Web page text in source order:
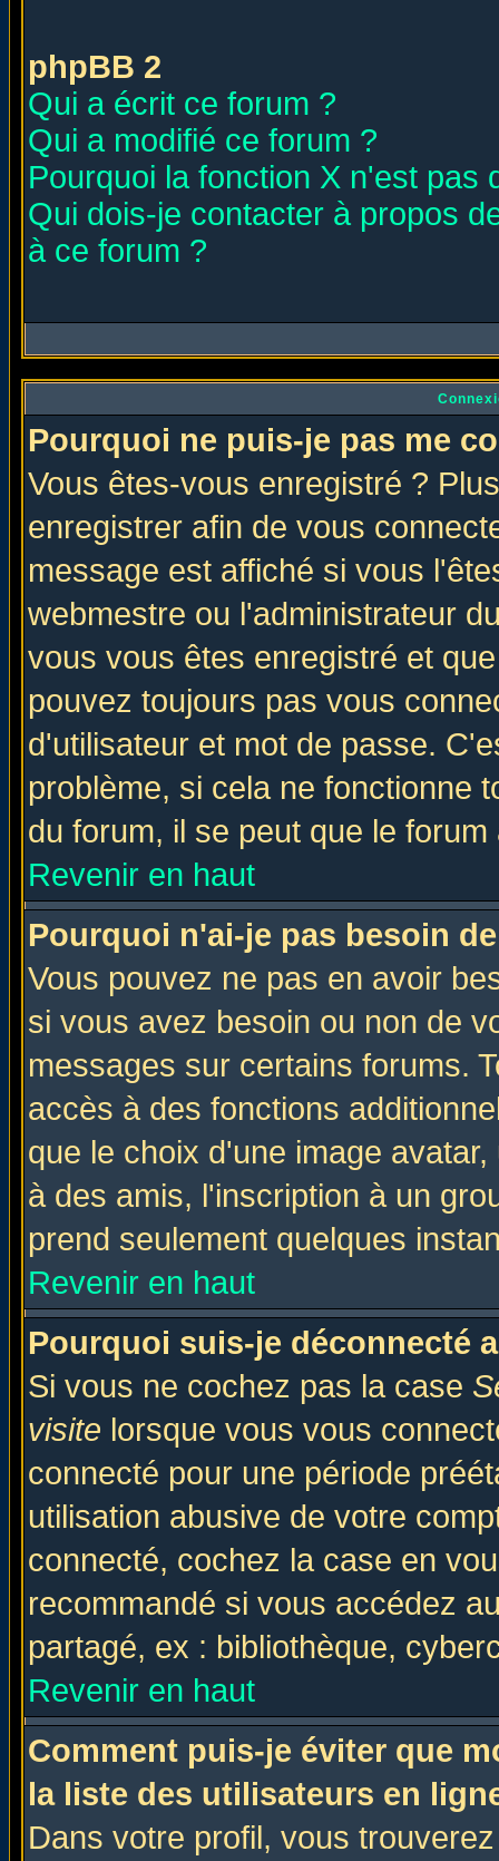
phpBB 2
Qui a écrit ce forum ?
Qui a modifié ce forum ?
Pourquoi la fonction X n'est pas
Qui dois-je contacter à propos
à ce forum ?
Pourquoi ne puis-je pas me
Vous êtes-vous enregistré ?
enregistrer afin de vous
message est affiché si vous
webmestre ou l'administrateur
vous vous êtes enregistré et
pouvez toujours pas vous
d'utilisateur et mot de passe.
problème, si cela ne fonctionne
du forum, il se peut que le
Revenir en haut
Pourquoi n'ai-je pas besoin
Vous pouvez ne pas en avoir
si vous avez besoin ou non de
messages sur certains forums.
accès à des fonctions
que le choix d'une image
à des amis, l'inscription à un
prend seulement quelques
Revenir en haut
Pourquoi suis-je déconnecté
Si vous ne cochez pas la case
visite lorsque vous vous
connecté pour une période
utilisation abusive de votre
connecté, cochez la case en
recommandé si vous accédez
partagé, ex : bibliothèque,
Revenir en haut
Comment puis-je éviter que
la liste des utilisateurs en
Dans votre profil, vous